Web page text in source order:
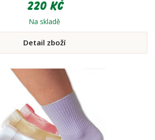
220 Kč
Na skladě
Detail zboží